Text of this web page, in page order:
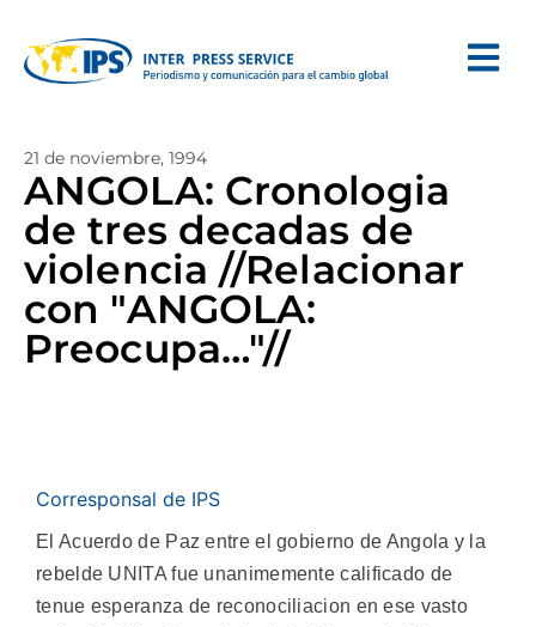
21 de noviembre, 1994
ANGOLA: Cronologia
de tres decadas de
violencia //Relacionar
con "ANGOLA:
Preocupa…"//
Corresponsal de IPS
El Acuerdo de Paz entre el gobierno de Angola y la
rebelde UNITA fue unanimemente calificado de
tenue esperanza de reconociliacion en ese vasto